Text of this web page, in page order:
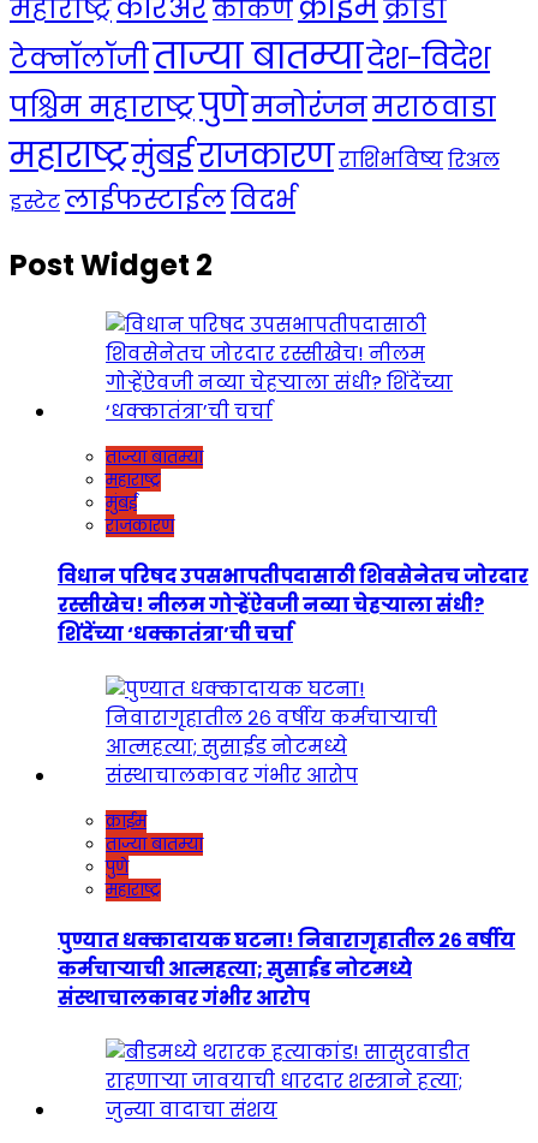
महाराष्ट्रकरिअरकोकण क्रीडा
टेक्नॉलॉजीताज्या बातम्यादेश-विदेश
पश्चिम महाराष्ट्रपुणेमनोरंजनमराठवाडा
महाराष्ट्रमुंबईराजकारणराशिभविष्यरिअल
इस्टेटलाईफस्टाईलविदर्भ
Post Widget 2
ताज्या बातम्या
महाराष्ट्र
मुंबई
राजकारण
विधान परिषद उपसभापतीपदासाठी शिवसेनेतच जोरदार
रस्सीखेच! नीलम गोऱ्हेंऐवजी नव्या चेहऱ्याला संधी?
शिंदेंच्या ‘धक्कातंत्रा’ची चर्चा
क्राईम
ताज्या बातम्या
पुणे
महाराष्ट्र
पुण्यात धक्कादायक घटना! निवारागृहातील २६ वर्षीय
कर्मचाऱ्याची आत्महत्या; सुसाईड नोटमध्ये
संस्थाचालकावर गंभीर आरोप